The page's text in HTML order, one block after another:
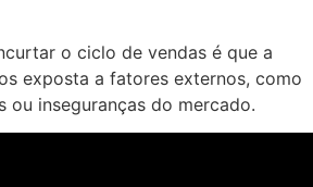
o ciclo de vendas é que a
exposta a fatores externos, como
ou inseguranças do mercado.